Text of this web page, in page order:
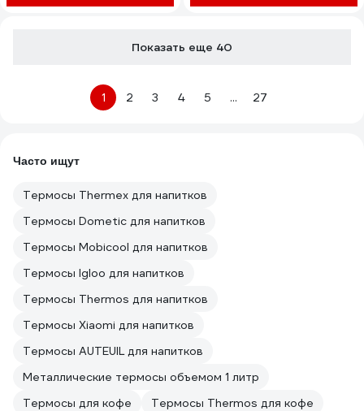
Показать еще 40
1 2 3 4 5 ... 27
Часто ищут
Термосы Thermex для напитков
Термосы Dometic для напитков
Термосы Mobicool для напитков
Термосы Igloo для напитков
Термосы Thermos для напитков
Термосы Xiaomi для напитков
Термосы AUTEUIL для напитков
Металлические термосы объемом 1 литр
Термосы для кофе
Термосы Thermos для кофе